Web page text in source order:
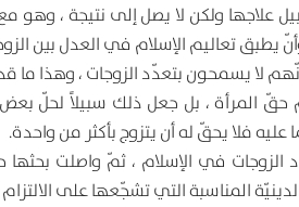
ولكن لا يصل إلى نتيجة ، وهو
يطبق تعاليم الإسلام في العدل بين
لا يسمحون بتعدّد الزوجات ، وهذا ما قد
المرأة ، بل جعل ذلك سبيلاً لحلّ بعض
عليه فلا يحقّ له أن يتزوج بأكثر من واحدة.
في الإسلام ، ثمّ واصلت بحثها
المناسبة التي تشجّعها على الالتزام